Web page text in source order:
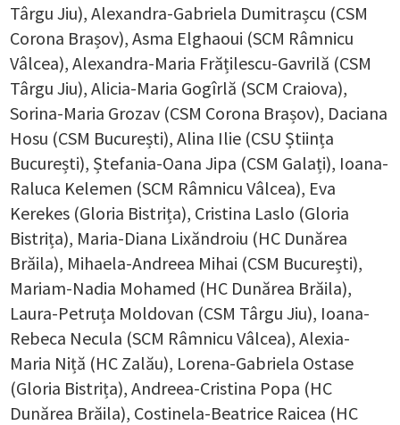
Târgu Jiu), Alexandra-Gabriela Dumitrașcu (CSM
Corona Brașov), Asma Elghaoui (SCM Râmnicu
Vâlcea), Alexandra-Maria Frățilescu-Gavrilă (CSM
Târgu Jiu), Alicia-Maria Gogîrlă (SCM Craiova),
Sorina-Maria Grozav (CSM Corona Brașov), Daciana
Hosu (CSM București), Alina Ilie (CSU Știința
București), Ștefania-Oana Jipa (CSM Galați), Ioana-
Raluca Kelemen (SCM Râmnicu Vâlcea), Eva
Kerekes (Gloria Bistrița), Cristina Laslo (Gloria
Bistrița), Maria-Diana Lixăndroiu (HC Dunărea
Brăila), Mihaela-Andreea Mihai (CSM București),
Mariam-Nadia Mohamed (HC Dunărea Brăila),
Laura-Petruța Moldovan (CSM Târgu Jiu), Ioana-
Rebeca Necula (SCM Râmnicu Vâlcea), Alexia-
Maria Niță (HC Zalău), Lorena-Gabriela Ostase
(Gloria Bistrița), Andreea-Cristina Popa (HC
Dunărea Brăila), Costinela-Beatrice Raicea (HC